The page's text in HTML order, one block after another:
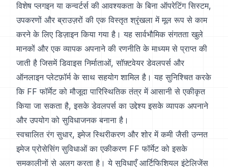
विशेष प्लगइन या कन्वर्टर्स की आवश्यकता के बिना ऑपरेटिंग सिस्टम,
उपकरणों और ब्राउज़रों की एक विस्तृत श्रृंखला में मूल रूप से काम
करने के लिए डिज़ाइन किया गया है। यह सार्वभौमिक संगतता खुले
मानकों और एक व्यापक अपनाने की रणनीति के माध्यम से प्राप्त की
जाती है जिसमें डिवाइस निर्माताओं, सॉफ़्टवेयर डेवलपर्स और
ऑनलाइन प्लेटफ़ॉर्म के साथ सहयोग शामिल है। यह सुनिश्चित करके
कि FF फॉर्मेट को मौजूदा पारिस्थितिक तंत्र में आसानी से एकीकृत
किया जा सकता है, इसके डेवलपर्स का उद्देश्य इसके व्यापक अपनाने
और उपयोग को सुविधाजनक बनाना है।
स्वचालित रंग सुधार, इमेज स्थिरीकरण और शोर में कमी जैसी उन्नत
इमेज प्रोसेसिंग सुविधाओं का एकीकरण FF फॉर्मेट को इसके
समकालीनों से अलग करता है। ये सुविधाएँ आर्टिफिशियल इंटेलिजेंस